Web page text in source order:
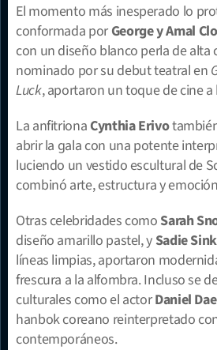
El momento más inesperado lo
conformada por George y Amal
con un diseño blanco perla de alta
nominado por su debut teatral en
Luck, aportaron un toque de cine
La anfitriona Cynthia Erivo
abrir la gala con una potente
luciendo un vestido escultural de
combinó arte, estructura y
Otras celebridades como Sarah
diseño amarillo pastel, y Sadie Sink
líneas limpias, aportaron
frescura a la alfombra. Incluso se
culturales como el actor Daniel
hanbok coreano reinterpretado
contemporáneos.